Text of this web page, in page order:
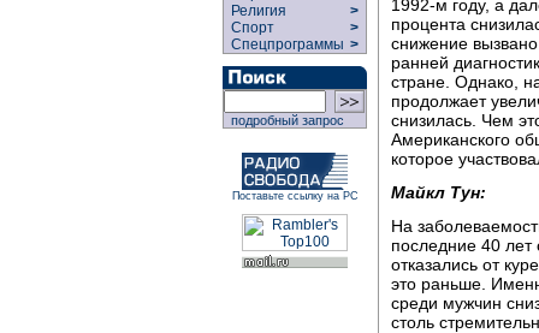
Религия
>
Спорт
>
Спецпрограммы >
подробный запрос
Поставьте ссылку на РС
1992-м году, а
процента
снижение
ранней
стране. Однако,
продолжает
снизилась. Чем
Американского
которое
Майкл Тун:
На
последние 40
отказались от
это раньше.
среди мужчин
столь